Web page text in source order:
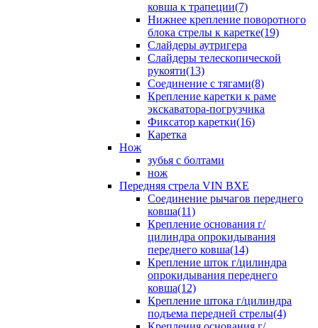
ковша к трапеции(7)
Нижнее крепление поворотного
блока стрелы к каретке(19)
Слайдеры аутригера
Слайдеры телескопической
рукояти(13)
Соединение с тягами(8)
Крепление каретки к раме
экскаватора-погрузчика
Фиксатор каретки(16)
Каретка
Нож
зубья с болтами
нож
Передняя стрела VIN BXE
Cоединение рычагов переднего
ковша(11)
Крепление основания г/
цилиндра опрокидывания
переднего ковша(14)
Крепление шток г/цилиндра
опрокидывания переднего
ковша(12)
Крепление штока г/цилиндра
подъема передней стрелы(4)